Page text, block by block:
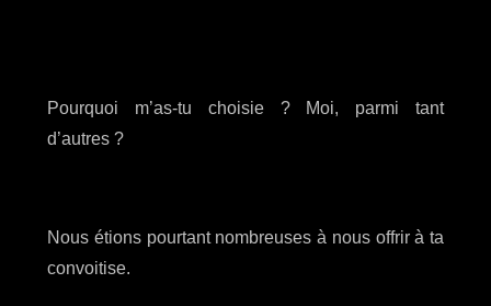
Pourquoi m’as-tu choisie ? Moi, parmi tant
d’autres ?
Nous étions pourtant nombreuses à nous offrir à ta
convoitise.